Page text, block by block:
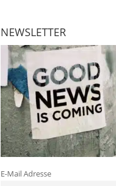
NEWSLETTER
E-Mail Adresse